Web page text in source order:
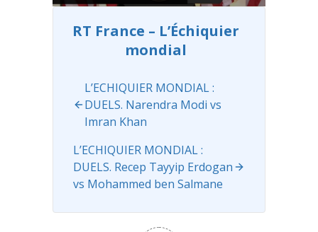
2020. La
première
dame
prononce un
discours le
25 août 2020
RT France – L’Échiquier
mondial
L’ECHIQUIER MONDIAL :
DUELS. Narendra Modi vs
Imran Khan
L’ECHIQUIER MONDIAL :
DUELS. Recep Tayyip Erdogan
vs Mohammed ben Salmane